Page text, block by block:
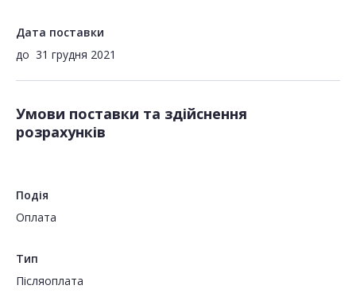
Дата поставки
до 31 грудня 2021
Умови поставки та здійснення
розрахунків
Подія
Оплата
Тип
Пiсляоплата